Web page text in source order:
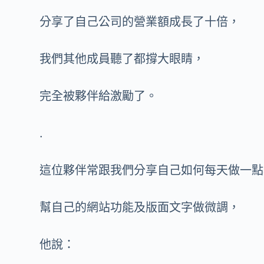
分享了自己公司的營業額成長了十倍，
我們其他成員聽了都撐大眼睛，
完全被夥伴給激勵了。
.
這位夥伴常跟我們分享自己如何每天做一
幫自己的網站功能及版面文字做微調，
他說：